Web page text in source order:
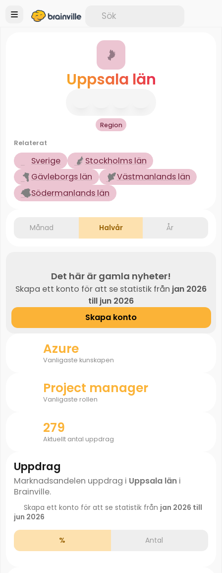
Uppsala län
Region
Relaterat
Sverige
Stockholms län
Gävleborgs län
Västmanlands län
Södermanlands län
Månad Halvår År
Det här är gamla nyheter!
Skapa ett konto för att se statistik från jan 2026
till jun 2026
Skapa konto
Azure
Vanligaste kunskapen
Project manager
Vanligaste rollen
279
Aktuellt antal uppdrag
Uppdrag
Marknadsandelen uppdrag i Uppsala läni
Brainville.
Skapa ett konto för att se statistik från jan 2026 till
jun 2026
% Antal